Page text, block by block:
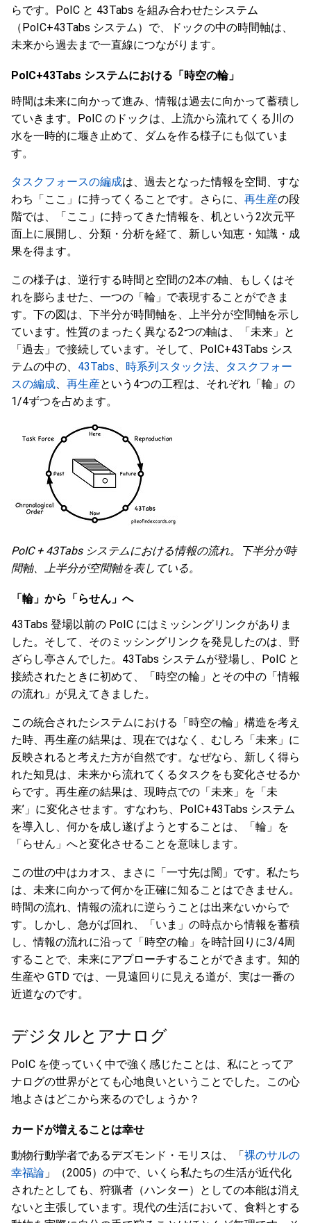
らです。PoIC と 43Tabs を組み合わせたシステム
（PoIC+43Tabs システム）で、ドックの中の時間軸は、
未来から過去まで一直線につながります。
PoIC+43Tabs システムにおける「時空の輪」
時間は未来に向かって進み、情報は過去に向かって蓄積し
ていきます。PoIC のドックは、上流から流れてくる川の
水を一時的に堰き止めて、ダムを作る様子にも似ていま
す。
タスクフォースの編成は、過去となった情報を空間、すな
わち「ここ」に持ってくることです。さらに、 再生産の段
階では、「ここ」に持ってきた情報を、机という2次元平
面上に展開し、分類・分析を経て、新しい知恵・知識・成
果を得ます。
この様子は、逆行する時間と空間の2本の軸、もしくはそ
れを膨らませた、一つの「輪」で表現することができま
す。下の図は、下半分が時間軸を、上半分が空間軸を示し
ています。性質のまったく異なる2つの軸は、「未来」と
「過去」で接続しています。そして、PoIC+43Tabs シス
テムの中の、 43Tabs、 時系列スタック法、
タスクフォー
スの編成、 再生産という4つの工程は、それぞれ「輪」の
1/4ずつを占めます。
PoIC + 43Tabs システムにおける情報の流れ。下半分が時
間軸、上半分が空間軸を表している。
「輪」から「らせん」へ
43Tabs 登場以前の PoIC にはミッシングリンクがありま
した。そして、そのミッシングリンクを発見したのは、野
ざらし亭さんでした。43Tabs システムが登場し、PoIC と
接続されたときに初めて、「時空の輪」とその中の「情報
の流れ」が見えてきました。
この統合されたシステムにおける「時空の輪」構造を考え
た時、再生産の結果は、現在ではなく、むしろ「未来」に
反映されると考えた方が自然です。なぜなら、新しく得ら
れた知見は、未来から流れてくるタスクをも変化させるか
らです。再生産の結果は、現時点での「未来」を「未
来’」に変化させます。すなわち、PoIC+43Tabs システム
を導入し、何かを成し遂げようとすることは、「輪」を
「らせん」へと変化させることを意味します。
この世の中はカオス、まさに「一寸先は闇」です。私たち
は、未来に向かって何かを正確に知ることはできません。
時間の流れ、情報の流れに逆らうことは出来ないからで
す。しかし、急がば回れ、「いま」の時点から情報を蓄積
し、情報の流れに沿って「時空の輪」を時計回りに3/4周
することで、未来にアプローチすることができます。知的
生産や GTD では、一見遠回りに見える道が、実は一番の
近道なのです。
デジタルとアナログ
PoIC を使っていく中で強く感じたことは、私にとってア
ナログの世界がとても心地良いということでした。この心
地よさはどこから来るのでしょうか？
カードが増えることは幸せ
動物行動学者であるデズモンド・モリスは、「裸のサルの
幸福論 」（2005）の中で、いくら私たちの生活が近代化
されたとしても、狩猟者（ハンター）としての本能は消え
ないと主張しています。現代の生活において、食料とする